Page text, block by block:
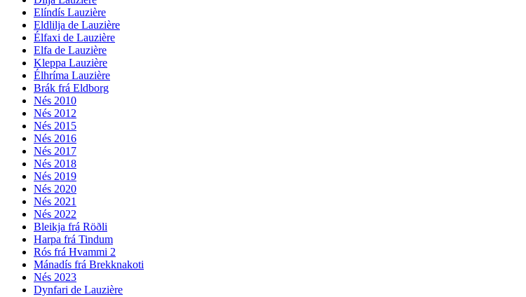
Elíndís Lauzière
Eldlilja de Lauzière
Élfaxi de Lauzière
Elfa de Lauzière
Kleppa Lauzière
Élhríma Lauzière
Brák frá Eldborg
Nés 2010
Nés 2012
Nés 2015
Nés 2016
Nés 2017
Nés 2018
Nés 2019
Nés 2020
Nés 2021
Nés 2022
Bleikja frá Röðli
Harpa frá Tindum
Rós frá Hvammi 2
Mánadís frá Brekknakoti
Nés 2023
Dynfari de Lauzière